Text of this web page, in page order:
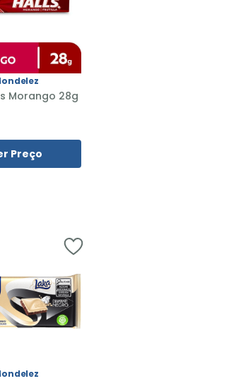
Morango 28g
Preço